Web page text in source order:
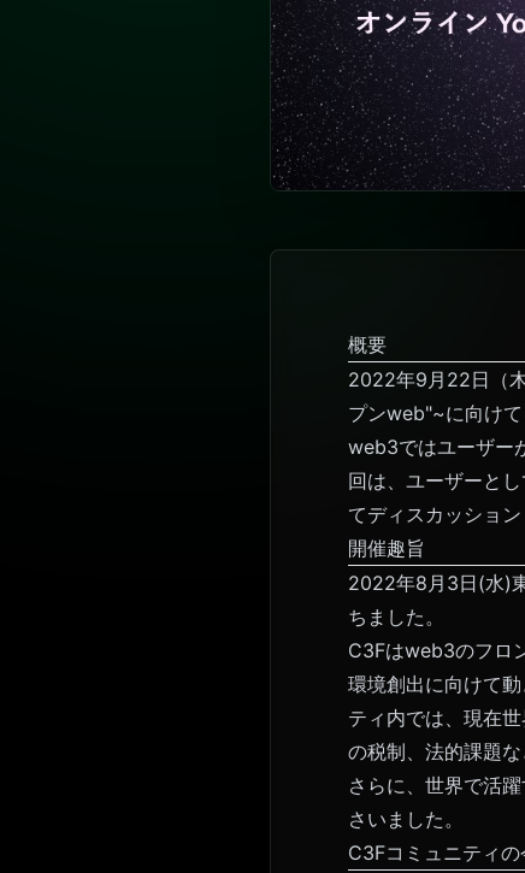
概要
2022年9月22日（
プンweb"~に向けて
web3ではユーザー
回は、ユーザーと
てディスカッション
開催趣旨
2022年8月3日(水)
ちました。
C3Fはweb3のフロ
環境創出に向けて
ティ内では、現在
の税制、法的課題
さらに、世界で活
さいました。
C3Fコミュニティの